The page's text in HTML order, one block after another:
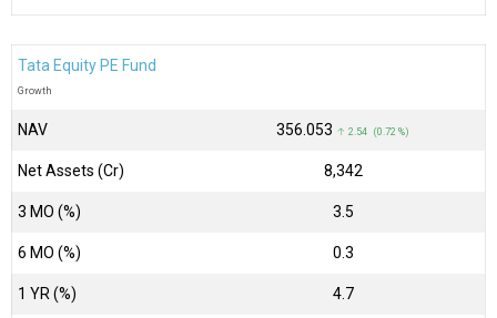
Tata Equity PE Fund
Growth
NAV ₹356.053 ↑ 2.54 (0.72 %)
Net Assets (Cr) ₹8,342
3 MO (%) 3.5
6 MO (%) 0.3
1 YR (%) 4.7